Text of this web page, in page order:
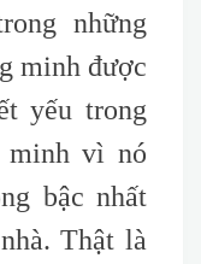
những
minh được
yếu trong
minh vì nó
bậc nhất
Thật là